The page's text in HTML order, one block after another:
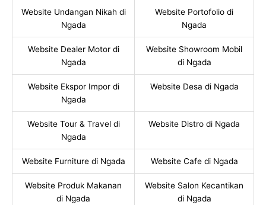
Website Undangan Nikah di
Ngada
Website Portofolio di
Ngada
Website Dealer Motor di
Ngada
Website Showroom Mobil
di Ngada
Website Ekspor Impor di
Ngada
Website Desa di Ngada
Website Tour & Travel di
Ngada
Website Distro di Ngada
Website Furniture di Ngada Website Cafe di Ngada
Website Produk Makanan
di Ngada
Website Salon Kecantikan
di Ngada